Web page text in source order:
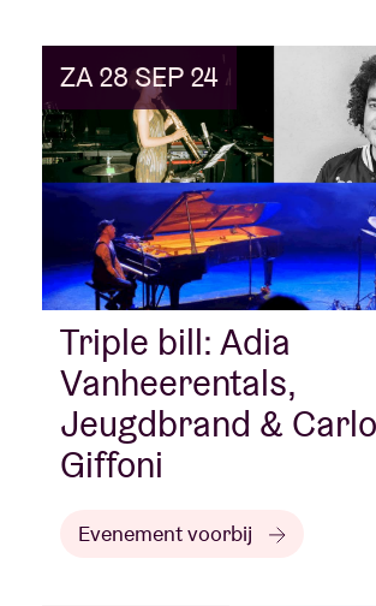
ZA 28 SEP 24
Triple bill: Adia
Vanheerentals,
Jeugdbrand &
Giffoni
Evenement voorbij